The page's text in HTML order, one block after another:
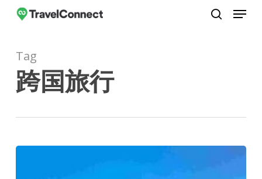
Skip
content
Menu
Tag
跨国旅行